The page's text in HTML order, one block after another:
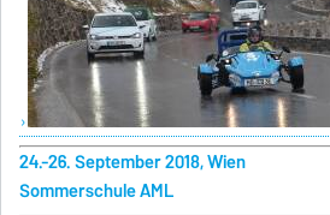
24.-26. September 2018, Wien
Sommerschule AML